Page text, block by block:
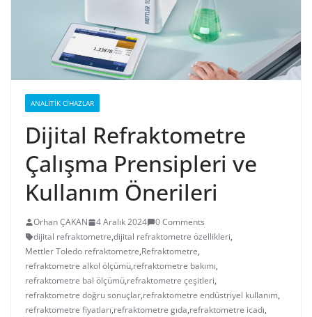
ANALITIK CIHAZLAR
Dijital Refraktometre
Çalışma Prensipleri ve
Kullanım Önerileri
Orhan ÇAKAN 4 Aralık 2024
0 Comments
dijital refraktometre,dijital refraktometre özellikleri,
Mettler Toledo refraktometre,Refraktometre,
refraktometre alkol ölçümü,refraktometre bakımı,
refraktometre bal ölçümü,refraktometre çeşitleri,
refraktometre doğru sonuçlar,refraktometre endüstriyel kullanım,
refraktometre fiyatları,refraktometre gıda,refraktometre icadı,